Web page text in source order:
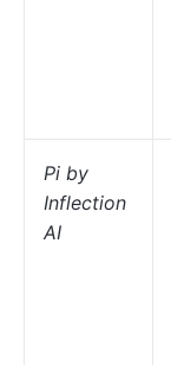
Pi by
Inflection
AI